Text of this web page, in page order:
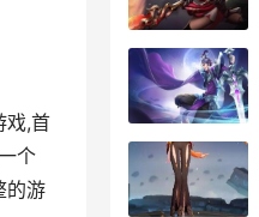
戏,首
个
的游